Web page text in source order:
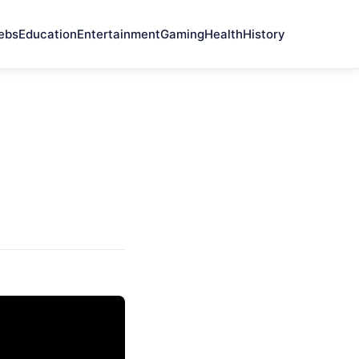
EducationEntertainmentGamingHealthHistory